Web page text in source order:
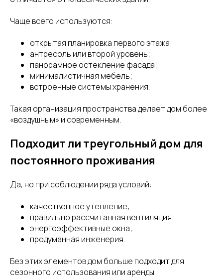
Чаще всего используются:
открытая планировка первого этажа;
антресоль или второй уровень;
панорамное остекление фасада;
минималистичная мебель;
встроенные системы хранения.
Такая организация пространства делает дом более
«воздушным» и современным.
Подходит ли треугольный дом для
постоянного проживания
Да, но при соблюдении ряда условий:
качественное утепление;
правильно рассчитанная вентиляция;
энергоэффективные окна;
продуманная инженерия.
Без этих элементов дом больше подходит для
сезонного использования или аренды.